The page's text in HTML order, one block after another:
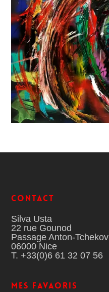
Contact
Silva Usta
22 rue Gounod
Passage Anton-Tchekov
06000 Nice
T. +33(0)6 61 32 07 56
MES FAVAORIS